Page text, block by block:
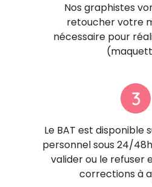
Nos graphistes
retoucher votre
nécessaire pour
3
Le BAT est disponible
personnel sous 24/
valider ou le refuser
corrections à